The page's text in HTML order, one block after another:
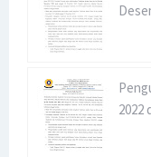
Program
Penerimaan
2022